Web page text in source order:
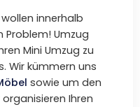
innerhalb
Problem! Umzug
Mini Umzug zu
Wir kümmern uns
sowie um den
Ihren